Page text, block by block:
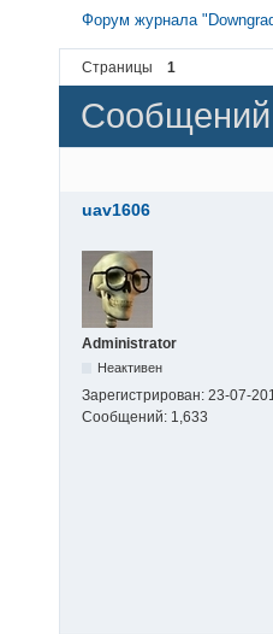
Форум журнала
Страницы 1
Сообщений
uav1606
Administrator
Неактивен
Зарегистрирован: 23-07-
Сообщений: 1,633